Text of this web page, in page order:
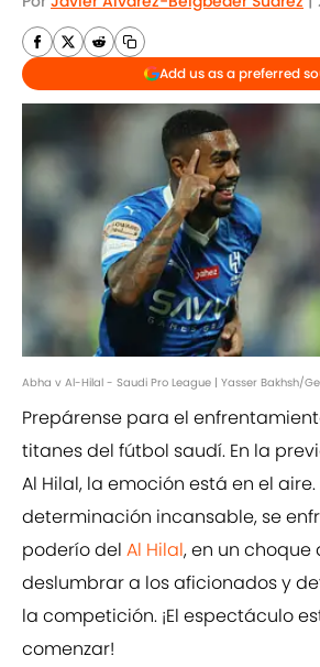
Add us as a preferred
Abha v Al-Hilal - Saudi Pro League | Yasser Bakhsh/
Prepárense para el
titanes del fútbol saudí. En la
Al Hilal, la emoción está en el aire.
determinación incansable, se
poderío del Al Hilal, en un
deslumbrar a los aficionados y
la competición. ¡El espectáculo
comenzar!